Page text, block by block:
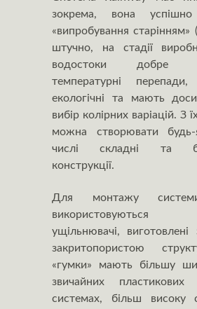
зокрема, вона успішно
«випробування старінням»
штучно, на стадії
водостоки добре
температурні перепади,
екологічні та мають
вибір колірних варіацій. З
можна створювати
числі складні та
конструкції.
Для монтажу
використовуються
ущільнювачі, виготовлені
закритопористою
«гумки» мають більшу
звичайних пластикових
системах, більш високу